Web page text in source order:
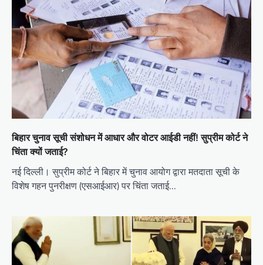
बिहार चुनाव सूची संशोधन में आधार और वोटर आईडी नहीं! सुप्रीम कोर्ट ने
चिंता क्यों जताई?
नई दिल्ली। सुप्रीम कोर्ट ने बिहार में चुनाव आयोग द्वारा मतदाता सूची के
विशेष गहन पुनरीक्षण (एसआईआर) पर चिंता जताई…